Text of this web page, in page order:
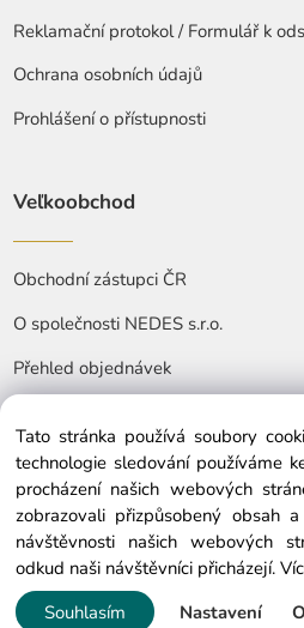
Reklamační protokol / Formulář k
Ochrana osobních údajů
Prohlášení o přístupnosti
Veľkoobchod
Obchodní zástupci ČR
O společnosti NEDES s.r.o.
Přehled objednávek
© Copyright © 2025
Tato stránka používá soubory
technologie sledování používáme
procházení našich webových
zobrazovali přizpůsobený obsah
návštěvnosti našich webových
odkud naši návštěvníci přicházejí.
Souhlasím
Nastavení